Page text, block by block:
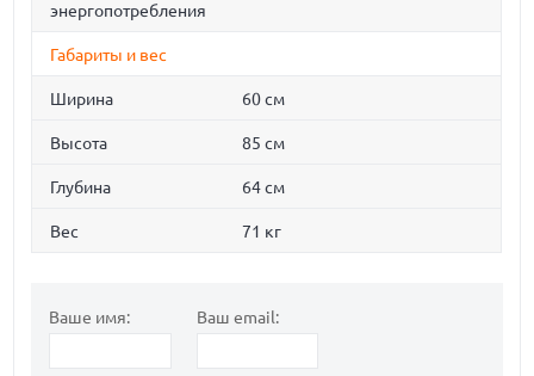
энергопотребления
Габариты и вес
Ширина 60 см
Высота 85 см
Глубина 64 см
Вес 71 кг
Ваше имя: Ваш email: